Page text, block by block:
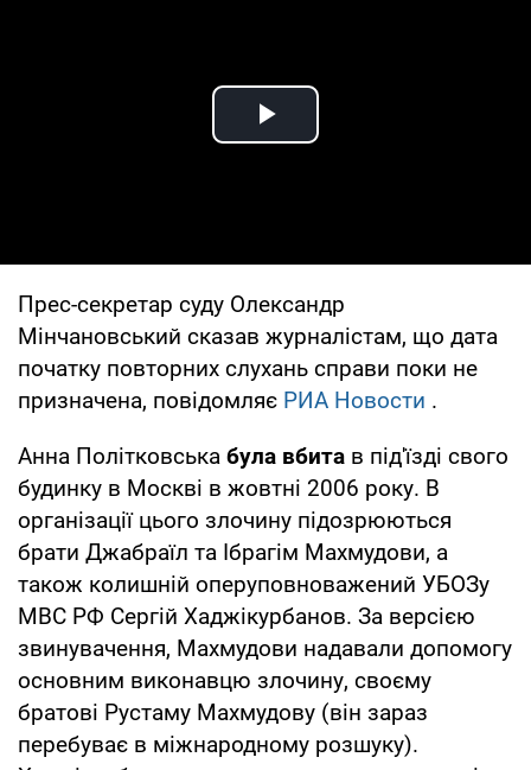
Play Video
Прес-секретар суду Олександр
Мінчановський сказав журналістам, що дата
початку повторних слухань справи поки не
призначена, повідомляє РИА Новости .
Анна Політковська була вбита в під'їзді свого
будинку в Москві в жовтні 2006 року. В
організації цього злочину підозрюються
брати Джабраїл та Ібрагім Махмудови, а
також колишній оперуповноважений УБОЗу
МВС РФ Сергій Хаджікурбанов. За версією
звинувачення, Махмудови надавали допомогу
основним виконавцю злочину, своєму
братові Рустаму Махмудову (він зараз
перебуває в міжнародному розшуку).